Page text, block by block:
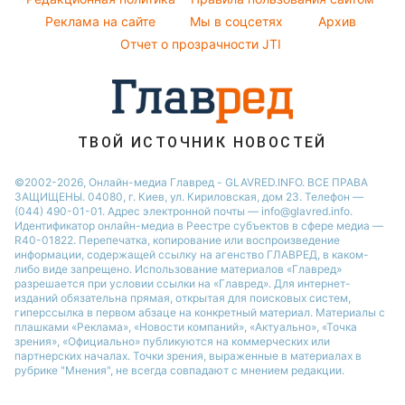
Новости Ровно
Новости Запорожья
Новости Одессы
Все о шоу-бизнесе
Реклама на сайте
Мы в соцсетях
Архив
Отчет о прозрачности JTI
ТВОЙ ИСТОЧНИК НОВОСТЕЙ
©2002-2026, Онлайн-медиа Главред - GLAVRED.INFO. ВСЕ ПРАВА
ЗАЩИЩЕНЫ. 04080, г. Киев, ул. Кириловская, дом 23. Телефон —
(044) 490-01-01. Адрес электронной почты — info@glavred.info.
Идентификатор онлайн-медиа в Реестре cубъектов в сфере медиа —
R40-01822. Перепечатка, копирование или воспроизведение
информации, содержащей ссылку на агенство ГЛАВРЕД, в каком-
либо виде запрещено. Использование материалов «Главред»
разрешается при условии ссылки на «Главред». Для интернет-
изданий обязательна прямая, открытая для поисковых систем,
гиперссылка в первом абзаце на конкретный материал. Материалы с
плашками «Реклама», «Новости компаний», «Актуально», «Точка
зрения», «Официально» публикуются на коммерческих или
партнерских началах. Точки зрения, выраженные в материалах в
рубрике "Мнения", не всегда совпадают с мнением редакции.